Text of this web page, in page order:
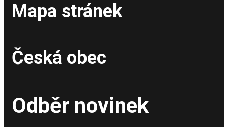
Mapa stránek
Česká obec
Odběr novinek